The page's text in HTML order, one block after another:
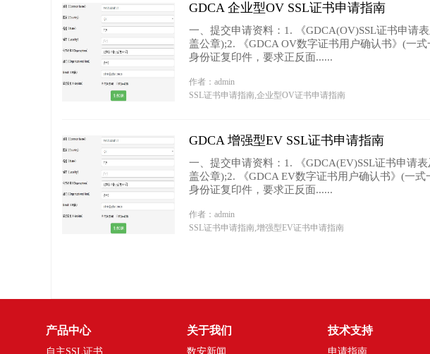
GDCA 企业型OV SSL证书申请指南
一、提交申请资料：1. 《GDCA(OV)SSL证书申请
盖公章);2. 《GDCA OV数字证书用户确认书》(一
身份证复印件，要求正反面......
作者：admin
SSL证书申请指南,企业型OV证书申请指南
GDCA 增强型EV SSL证书申请指南
一、提交申请资料：1. 《GDCA(EV)SSL证书申请
盖公章);2. 《GDCA EV数字证书用户确认书》(一式
身份证复印件，要求正反面......
作者：admin
SSL证书申请指南,增强型EV证书申请指南
产品中心
自主SSL证书
关于我们
数安新闻
技术支持
申请指南